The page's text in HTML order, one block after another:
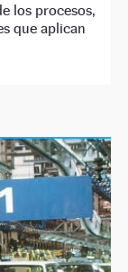
los procesos,
que aplican